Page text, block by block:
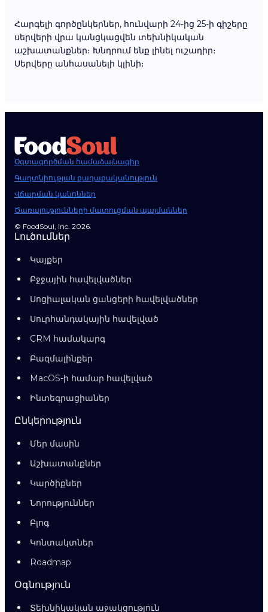
Հարգելի գործընկերներ, հունվարի 24-ից 25-ի գիշերը
սերվերի վրա կանցկացվեն տեխնիկական
աշխատանքներ։ Խնդրում ենք լինել ուշադիր։
Սերվերը անհասանելի կլինի։
Օգտագործման համաձայնագիր
Գաղտնիության քաղաքականություն
Վճարման կանոններ
Ծառայությունների մատուցման պայմաններ
© FoodSoul, Inc. 2026.
Լուծումներ
Կայքեր
Բջջային հավելվածներ
Սոցիալական ցանցերի հավելվածներ
Սուրհանդակային հավելված
CRM համակարգ
Բազմալինքեր
MacOS-ի համար հավելված
Ինտեգրացիաներ
Ընկերություն
Մեր մասին
Աշխատանքներ
Կարծիքներ
Նորություններ
Բլոգ
Կոնտակտներ
Roadmap
Օգնություն
Տեխնիկական աջակցություն